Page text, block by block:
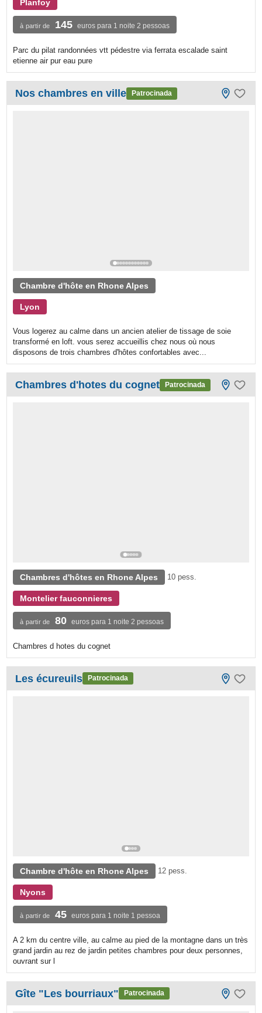
Planfoy
à partir de 145 euros para 1 noite 2 pessoas
Parc du pilat randonnées vtt pédestre via ferrata escalade saint
etienne air pur eau pure
Nos chambres en ville Patrocinada
Chambre d'hôte en Rhone Alpes
Lyon
Vous logerez au calme dans un ancien atelier de tissage de soie
transformé en loft. vous serez accueillis chez nous où nous
disposons de trois chambres d'hôtes confortables avec...
Chambres d'hotes du cognet Patrocinada
Chambres d'hôtes en Rhone Alpes 10 pess.
Montelier fauconnieres
à partir de 80 euros para 1 noite 2 pessoas
Chambres d hotes du cognet
Les écureuils Patrocinada
Chambre d'hôte en Rhone Alpes 12 pess.
Nyons
à partir de 45 euros para 1 noite 1 pessoa
A 2 km du centre ville, au calme au pied de la montagne dans un très
grand jardin au rez de jardin petites chambres pour deux personnes,
ouvrant sur l
Gîte "Les bourriaux" Patrocinada